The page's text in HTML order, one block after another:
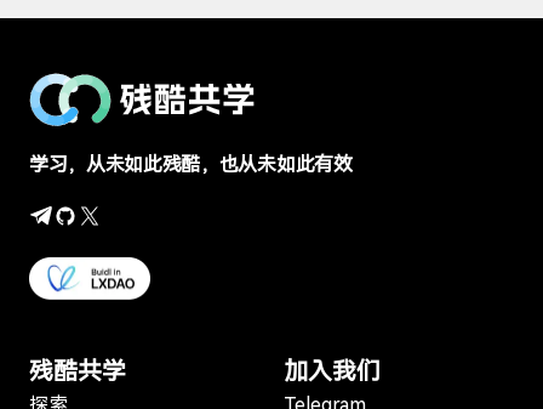
学习，从未如此残酷，也从未如此有效
残酷共学 加入我们